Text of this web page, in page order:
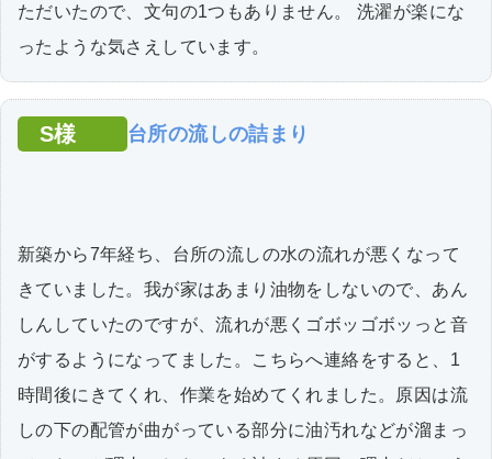
ただいたので、文句の1つもありません。 洗濯が楽にな
ったような気さえしています。
台所の流しの詰まり
S様
新築から7年経ち、台所の流しの水の流れが悪くなって
きていました。我が家はあまり油物をしないので、あん
しんしていたのですが、流れが悪くゴボッゴボッっと音
がするようになってました。こちらへ連絡をすると、1
時間後にきてくれ、作業を始めてくれました。原因は流
しの下の配管が曲がっている部分に油汚れなどが溜まっ